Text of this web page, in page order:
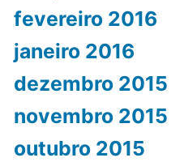
fevereiro 2016
janeiro 2016
dezembro 2015
novembro 2015
outubro 2015